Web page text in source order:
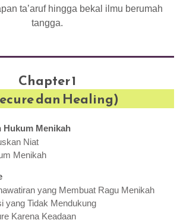
ta’aruf hingga bekal ilmu berumah
tangga.
Chapter 1
dan Healing)
Menikah
Niat
Menikah
yang Membuat Ragu Menikah
yang Tidak Mendukung
Karena Keadaan